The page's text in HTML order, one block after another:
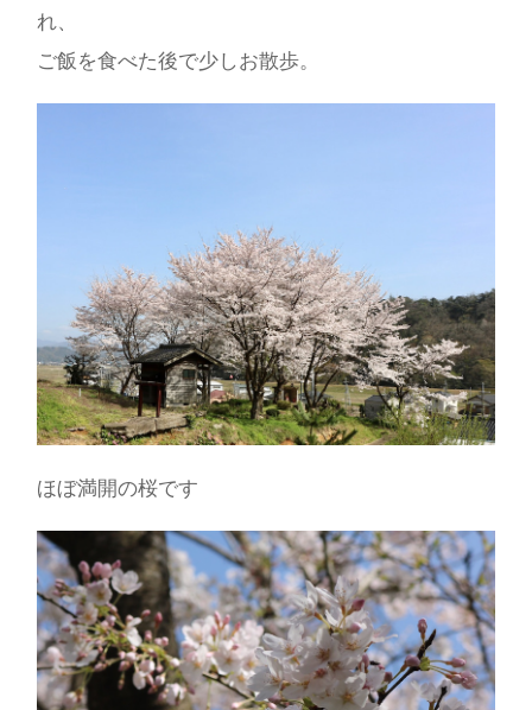
れ、
ご飯を食べた後で少しお散歩。
ほぼ満開の桜です